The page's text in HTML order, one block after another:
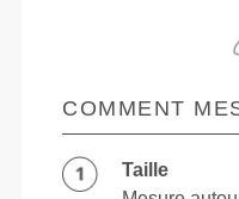
COMMENT
Taille